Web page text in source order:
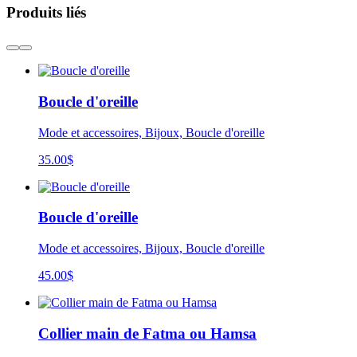
Produits liés
Boucle d'oreille
Mode et accessoires, Bijoux, Boucle d'oreille
35.00$
Boucle d'oreille
Mode et accessoires, Bijoux, Boucle d'oreille
45.00$
Collier main de Fatma ou Hamsa